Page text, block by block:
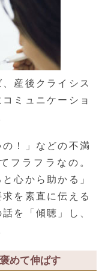
産後クライシス
ミュニケーショ
！」などの不満
フラフラなの。
心から助かる」
を素直に伝える
を「傾聴」し、
めて伸ばす